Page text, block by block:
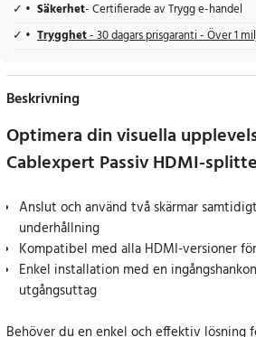
Säkerhet- Certifierade av Trygg e-handel
Trygghet- 30 dagars prisgaranti - Över 1
Beskrivning
Optimera din visuella
Cablexpert Passiv HDMI-
Anslut och använd två skärmar
underhållning
Kompatibel med alla HDMI-versioner
Enkel installation med en
utgångsuttag
Behöver du en enkel och effektiv lösning